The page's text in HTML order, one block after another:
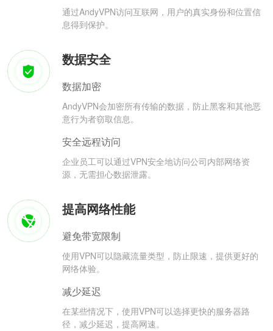
通过AndyVPN访问互联网，用户的真实身份和位置信
息得到保护。
数据安全
数据加密
AndyVPN会加密所有传输的数据，防止黑客和其他恶
意行为者窃取信息。
安全远程访问
企业员工可以通过VPN安全地访问公司内部网络资
源，无需担心数据泄露。
提高网络性能
避免带宽限制
使用VPN可以隐藏流量类型，防止限速，提供更好的
网络体验。
减少延迟
在某些情况下，使用VPN可以选择更快的服务器路
径，减少延迟，提高网速。